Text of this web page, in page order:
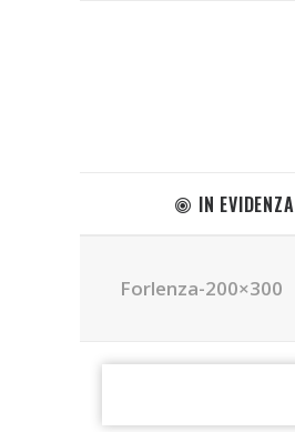
IN EVIDENZA
Forlenza-200×300